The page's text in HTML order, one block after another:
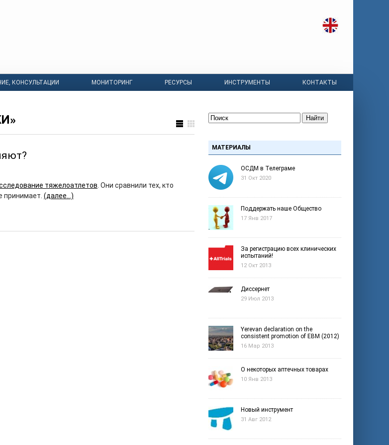
КОНСУЛЬТАЦИИ МОНИТОРИНГ РЕСУРСЫ ИНСТРУМЕНТЫ КОНТАКТЫ
тяжелоатлетов . Они сравнили тех, кто
принимает. (далее…)
Найти
МАТЕРИАЛЫ
ОСДМ в Телеграме
31 Окт 2020
Поддержать наше Общество
17 Янв 2017
За регистрацию всех клинических
испытаний!
12 Окт 2013
Диссернет
29 Июл 2013
Yerevan declaration on the
consistent promotion of EBM (2012)
16 Мар 2013
О некоторых аптечных товарах
10 Янв 2013
Новый инструмент
31 Авг 2012